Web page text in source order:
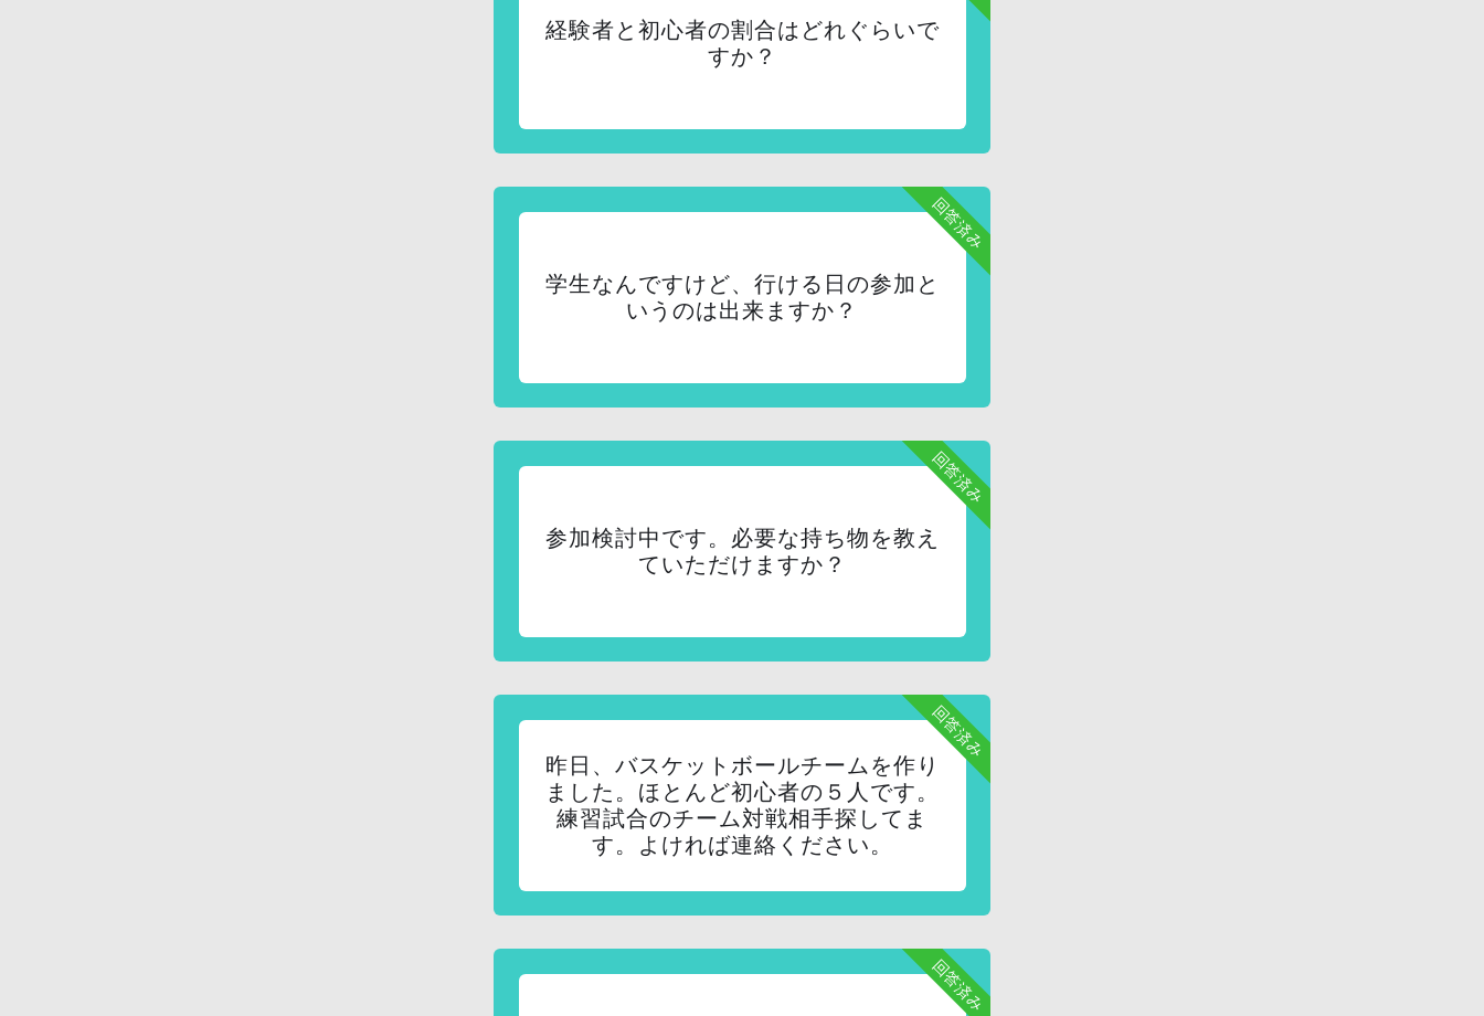
経験者と初心者の割合はどれぐらいで
すか？
回答済み
学生なんですけど、行ける日の参加と
いうのは出来ますか？
回答済み
参加検討中です。必要な持ち物を教え
ていただけますか？
回答済み
昨日、バスケットボールチームを作り
ました。ほとんど初心者の５人です。
練習試合のチーム対戦相手探してま
す。よければ連絡ください。
回答済み